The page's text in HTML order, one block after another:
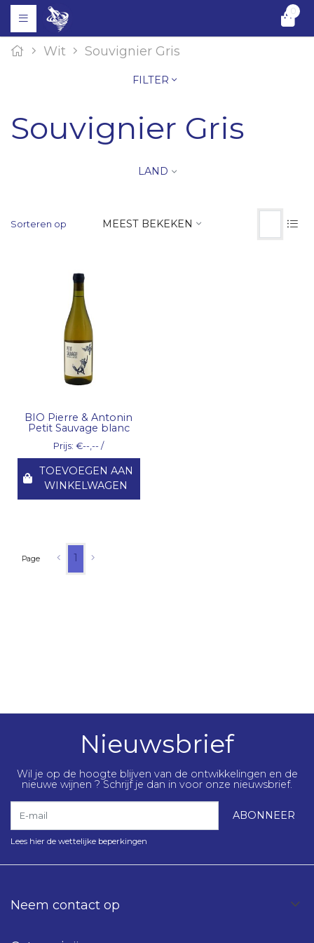
0
Wit Souvignier Gris
FILTER
Souvignier Gris
LAND
Sorteren op MEEST BEKEKEN
BIO Pierre & Antonin
Petit Sauvage blanc
Prijs: €--,-- /
TOEVOEGEN AAN
WINKELWAGEN
Page 1
Nieuwsbrief
Wil je op de hoogte blijven van de ontwikkelingen en de
nieuwe wijnen ? Schrijf je dan in voor onze nieuwsbrief.
ABONNEER
Lees hier de wettelijke beperkingen
Neem contact op